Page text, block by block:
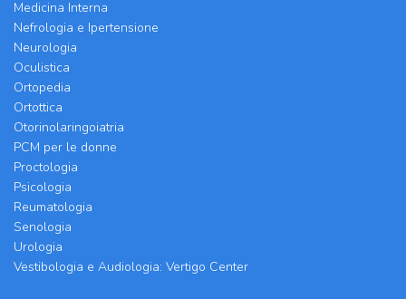
Medicina Interna
Nefrologia e Ipertensione
Neurologia
Oculistica
Ortopedia
Ortottica
Otorinolaringoiatria
PCM per le donne
Proctologia
Psicologia
Reumatologia
Senologia
Urologia
Vestibologia e Audiologia: Vertigo Center